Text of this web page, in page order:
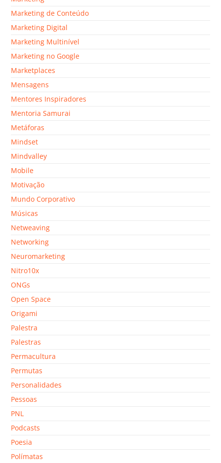
Marketing de Conteúdo
Marketing Digital
Marketing Multinível
Marketing no Google
Marketplaces
Mensagens
Mentores Inspiradores
Mentoria Samurai
Metáforas
Mindset
Mindvalley
Mobile
Motivação
Mundo Corporativo
Músicas
Netweaving
Networking
Neuromarketing
Nitro10x
ONGs
Open Space
Origami
Palestra
Palestras
Permacultura
Permutas
Personalidades
Pessoas
PNL
Podcasts
Poesia
Polímatas